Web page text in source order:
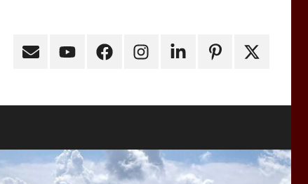
Email YoutubeFacebookInstagramLinkedinPinterest
X